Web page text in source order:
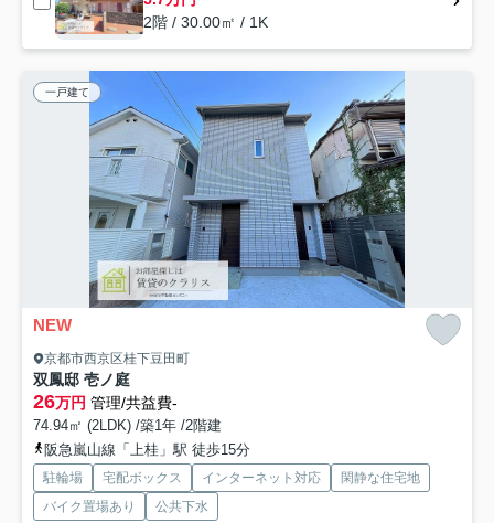
2階 / 30.00㎡ / 1K
一戸建て
NEW
京都市西京区桂下豆田町
双鳳邸 壱ノ庭
26万円 管理/共益費-
74.94㎡ (2LDK) /築1年 /2階建
阪急嵐山線「上桂」駅 徒歩15分
駐輪場 宅配ボックス インターネット対応
閑静な住宅地
バイク置場あり
公共下水